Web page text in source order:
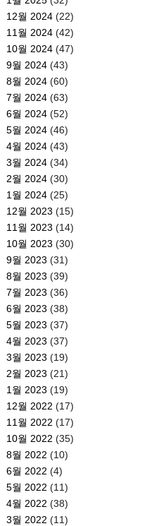
12월 2024(22)
11월 2024(42)
10월 2024(47)
9월 2024(43)
8월 2024(60)
7월 2024(63)
6월 2024(52)
5월 2024(46)
4월 2024(43)
3월 2024(34)
2월 2024(30)
1월 2024(25)
12월 2023 (15)
11월 2023 (14)
10월 2023 (30)
9월 2023 (31)
8월 2023 (39)
7월 2023 (36)
6월 2023 (38)
5월 2023 (37)
4월 2023 (37)
3월 2023 (19)
2월 2023 (21)
1월 2023 (19)
12월 2022 (17)
11월 2022 (17)
10월 2022 (35)
8월 2022 (10)
6월 2022 (4)
5월 2022 (11)
4월 2022 (38)
3월 2022 (11)